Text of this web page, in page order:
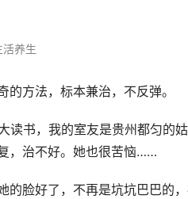
活养生
方法，标本兼治，不反弹。
读书，我的室友是贵州都匀的
，治不好。她也很苦恼……
的脸好了，不再是坑坑巴巴的